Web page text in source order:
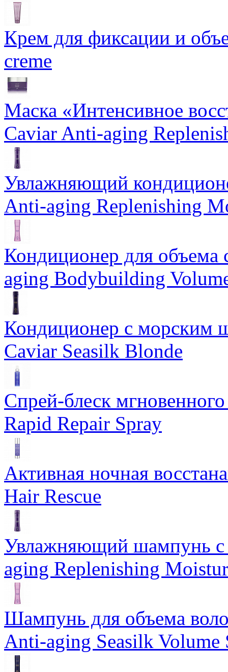
Крем для фиксации и
creme
Маска «Интенсивное
Caviar Anti-aging
Увлажняющий
Anti-aging Replenishing
Кондиционер для
aging Bodybuilding
Кондиционер с морским
Caviar Seasilk Blonde
Спрей-блеск
Rapid Repair Spray
Активная ночная
Hair Rescue
Увлажняющий шампунь
aging Replenishing
Шампунь для объема
Anti-aging Seasilk Volume